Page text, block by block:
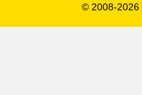
© 2008-2026